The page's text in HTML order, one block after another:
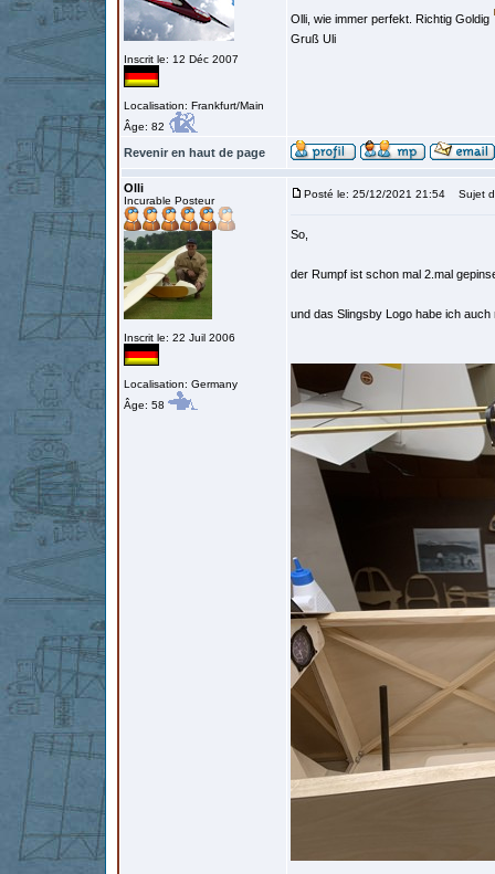
Inscrit le: 12 Déc 2007
Localisation: Frankfurt/Main
Âge: 82
Olli, wie immer perfekt. Richtig Goldig
Gruß Uli
Revenir en haut de page
Olli
Incurable Posteur
Inscrit le: 22 Juil 2006
Localisation: Germany
Âge: 58
Posté le: 25/12/2021 21:54 Sujet
So,
der Rumpf ist schon mal 2.mal
und das Slingsby Logo habe ich